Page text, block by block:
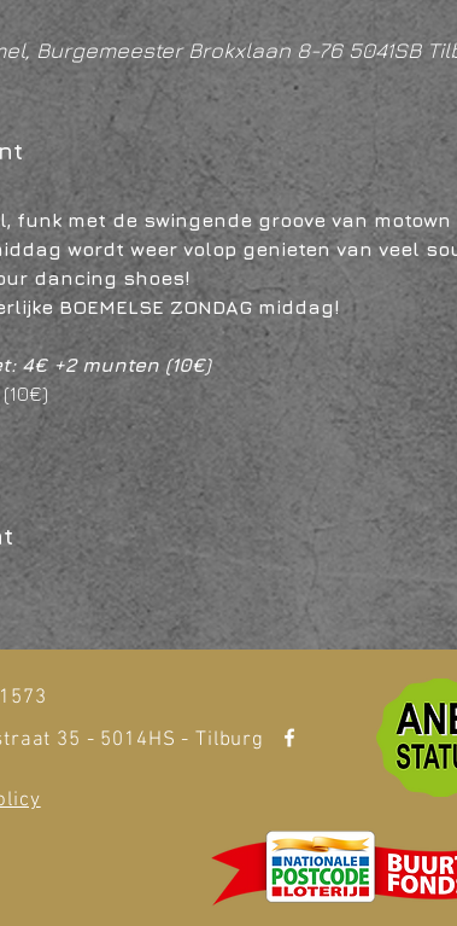
Burgemeester Brokxlaan 8-76 5041SB
funk met de swingende groove van motown
wordt weer volop genieten van veel
dancing shoes!
BOEMELSE ZONDAG middag!
4€ +2 munten (10€)
35 - 5014HS - Tilburg